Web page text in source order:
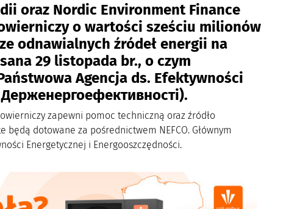
oraz Nordic Environment Finance
o wartości sześciu milionów
odnawialnych źródeł energii na
29 listopada br., o czym
Agencja ds. Efektywności
zapewni pomoc techniczną oraz źródło
dotowane za pośrednictwem NEFCO. Głównym
Energetycznej i Energooszczędności.